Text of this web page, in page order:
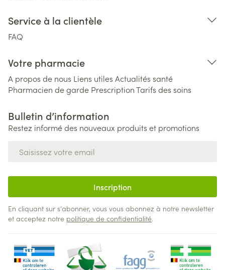
Service à la clientèle
FAQ
Votre pharmacie
A propos de nous Liens utiles Actualités santé
Pharmacien de garde PrescriptionTarifs des soins
Bulletin d’information
Restez informé des nouveaux produits et promotions
Inscription
En cliquant sur s'abonner, vous vous abonnez à notre newsletter
et acceptez notre politique de confidentialité.